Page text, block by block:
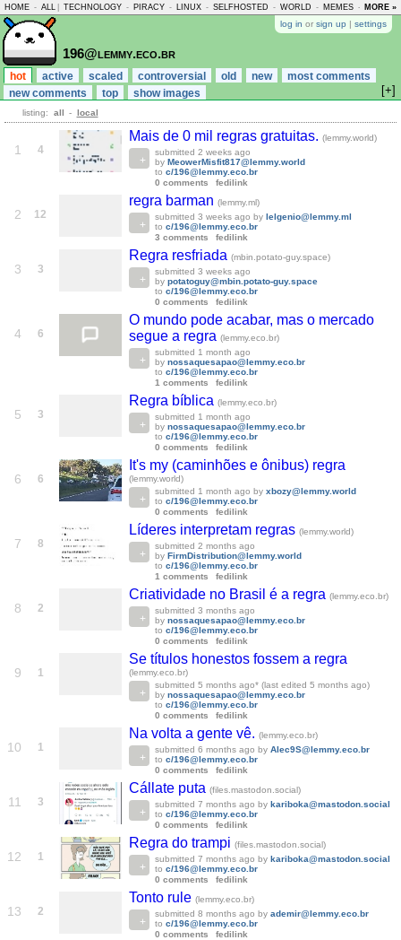
HOME - ALL TECHNOLOGY - PIRACY - LINUX - SELFHOSTED - WORLD - MEMES - MORE »
log in or sign up | settings
196@lemmy.eco.br
hot active scaled controversial old new
most comments
new comments
top show images [+]
listing: all - local
1 4
Mais de 0 mil regras gratuitas. (lemmy.world)
submitted 2 weeks ago
by MeowerMisfit817@lemmy.world
to c/196@lemmy.eco.br
0 comments
fedilink
2 12
regra barman (lemmy.ml)
submitted 3 weeks ago by lelgenio@lemmy.ml
to c/196@lemmy.eco.br
3 comments
fedilink
3 3
Regra resfriada (mbin.potato-guy.space)
submitted 3 weeks ago
by potatoguy@mbin.potato-guy.space
to c/196@lemmy.eco.br
0 comments
fedilink
4 6
O mundo pode acabar, mas o mercado
segue a regra (lemmy.eco.br)
submitted 1 month ago
by nossaquesapao@lemmy.eco.br
to c/196@lemmy.eco.br
1 comments
fedilink
5 3
Regra bíblica (lemmy.eco.br)
submitted 1 month ago
by nossaquesapao@lemmy.eco.br
to c/196@lemmy.eco.br
0 comments
fedilink
6 6
It's my (caminhões e ônibus) regra
(lemmy.world)
submitted 1 month ago by xbozy@lemmy.world
to c/196@lemmy.eco.br
0 comments
fedilink
7 8
Líderes interpretam regras (lemmy.world)
submitted 2 months ago
by FirmDistribution@lemmy.world
to c/196@lemmy.eco.br
1 comments
fedilink
8 2
Criatividade no Brasil é a regra (lemmy.eco.br)
submitted 3 months ago
by nossaquesapao@lemmy.eco.br
to c/196@lemmy.eco.br
0 comments
fedilink
9 1
Se títulos honestos fossem a regra
(lemmy.eco.br)
submitted 5 months ago* (last edited 5 months ago)
by nossaquesapao@lemmy.eco.br
to c/196@lemmy.eco.br
0 comments
fedilink
10 1
Na volta a gente vê. (lemmy.eco.br)
submitted 6 months ago by Alec9S@lemmy.eco.br
to c/196@lemmy.eco.br
0 comments
fedilink
11 3
Cállate puta (files.mastodon.social)
submitted 7 months ago by kariboka@mastodon.social
to c/196@lemmy.eco.br
0 comments
fedilink
12 1
Regra do trampi (files.mastodon.social)
submitted 7 months ago by kariboka@mastodon.social
to c/196@lemmy.eco.br
0 comments
fedilink
13 2
Tonto rule (lemmy.eco.br)
submitted 8 months ago by ademir@lemmy.eco.br
to c/196@lemmy.eco.br
0 comments
fedilink